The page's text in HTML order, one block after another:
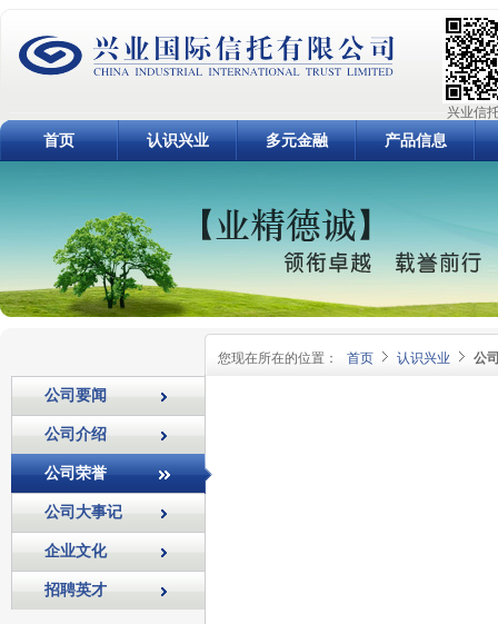
兴业信
首页 认识兴业 多元金融 产品信息
您现在所在的位置： 首页 认识兴业 公
公司要闻
公司介绍
公司荣誉
公司大事记
企业文化
招聘英才